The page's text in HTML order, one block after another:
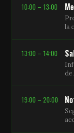
10:00 – 13:00
la
13:00 – 14:00
de
19:00 – 20:00